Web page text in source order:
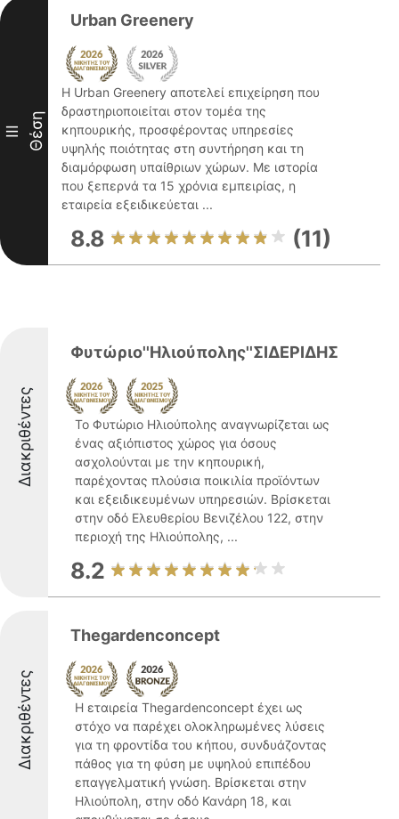
III Θέση
Urban Greenery
Η Urban Greenery αποτελεί επιχείρηση που
δραστηριοποιείται στον τομέα της
κηπουρικής, προσφέροντας υπηρεσίες
υψηλής ποιότητας στη συντήρηση και τη
διαμόρφωση υπαίθριων χώρων. Με ιστορία
που ξεπερνά τα 15 χρόνια εμπειρίας, η
εταιρεία εξειδικεύεται ...
8.8 (11)
Διακριθέντες
Φυτώριο''Ηλιούπολης''ΣΙΔΕΡΙΔΗΣ
Το Φυτώριο Ηλιούπολης αναγνωρίζεται ως
ένας αξιόπιστος χώρος για όσους
ασχολούνται με την κηπουρική,
παρέχοντας πλούσια ποικιλία προϊόντων
και εξειδικευμένων υπηρεσιών. Βρίσκεται
στην οδό Ελευθερίου Βενιζέλου 122, στην
περιοχή της Ηλιούπολης, ...
8.2
Διακριθέντες
Thegardenconcept
Η εταιρεία Thegardenconcept έχει ως
στόχο να παρέχει ολοκληρωμένες λύσεις
για τη φροντίδα του κήπου, συνδυάζοντας
πάθος για τη φύση με υψηλού επιπέδου
επαγγελματική γνώση. Βρίσκεται στην
Ηλιούπολη, στην οδό Κανάρη 18, και